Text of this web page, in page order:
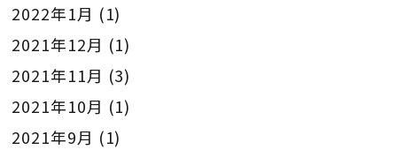
2022年1月 (1)
2021年12月 (1)
2021年11月 (3)
2021年10月 (1)
2021年9月 (1)